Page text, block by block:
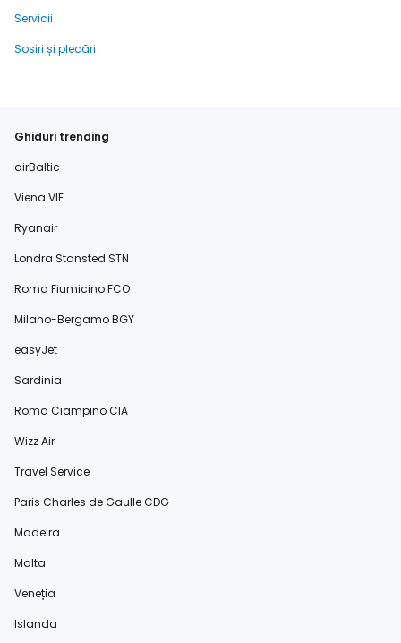
Servicii
Sosiri și plecări
Ghiduri trending
airBaltic
Viena VIE
Ryanair
Londra Stansted STN
Roma Fiumicino FCO
Milano-Bergamo BGY
easyJet
Sardinia
Roma Ciampino CIA
Wizz Air
Travel Service
Paris Charles de Gaulle CDG
Madeira
Malta
Veneția
Islanda